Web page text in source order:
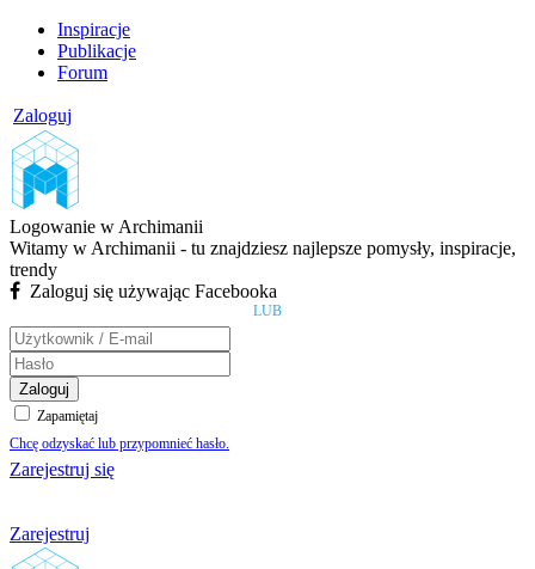
Inspiracje
Publikacje
Forum
Zaloguj
Logowanie w Archimanii
Witamy w Archimanii - tu znajdziesz najlepsze pomysły, inspiracje,
trendy
Zaloguj się używając Facebooka
LUB
Zaloguj
Zapamiętaj
Chcę odzyskać lub przypomnieć hasło.
Zarejestruj się
Zarejestruj